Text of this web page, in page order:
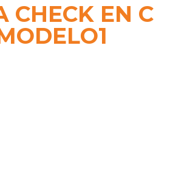
CHECK EN C